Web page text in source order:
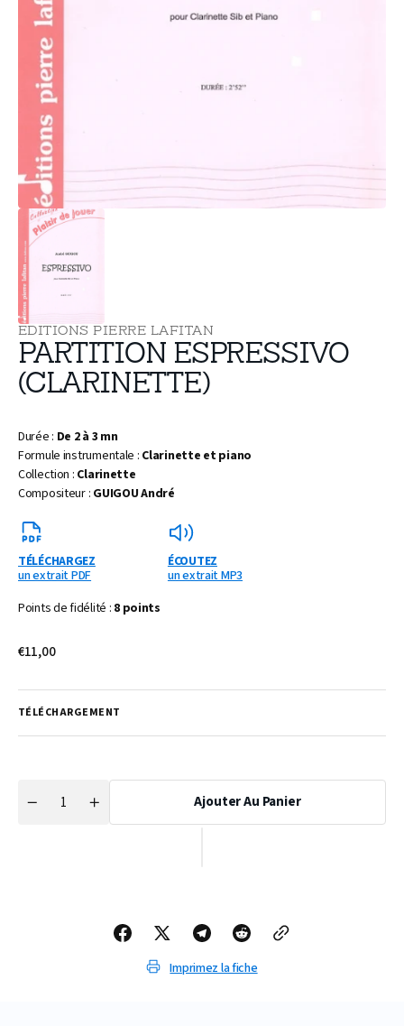
supports
multimédia
la
EDITIONS PIERRE LAFITAN
PARTITION ESPRESSIVO
(CLARINETTE)
Durée : De 2 à 3 mn
Formule instrumentale : Clarinette et piano
Collection : Clarinette
Compositeur : GUIGOU André
TÉLÉCHARGEZ
un extrait PDF
ÉCOUTEZ
un extrait MP3
Points de fidélité : 8 points
Prix
€11,00
TÉLÉCHARGEMENT
Réduire
Quantité
Augmenter
Ajouter Au Panier
Imprimez la fiche